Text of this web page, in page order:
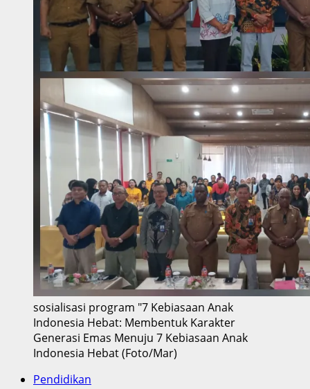
sosialisasi program "7 Kebiasaan Anak
Indonesia Hebat: Membentuk Karakter
Generasi Emas Menuju 7 Kebiasaan Anak
Indonesia Hebat (Foto/Mar)
Pendidikan